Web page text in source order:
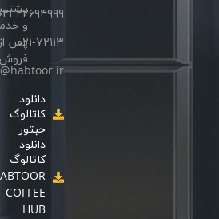
۰۲۱-۲۲۶۹۴۹۹۹
۰۲۱-۷۲۱۱۳
info@habtoor.ir
دانلود
کاتالوگ
حبتور
دانلود
کاتالوگ
HABTOOR
COFFEE
HUB
پشتیبانی
و خدمات
پس از
فروش